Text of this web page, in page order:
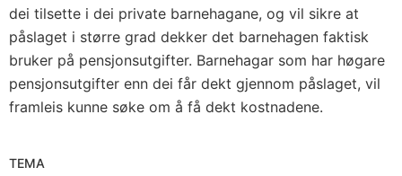
dei tilsette i dei private barnehagane, og vil sikre at
påslaget i større grad dekker det barnehagen faktisk
bruker på pensjonsutgifter. Barnehagar som har høgare
pensjonsutgifter enn dei får dekt gjennom påslaget, vil
framleis kunne søke om å få dekt kostnadene.
TEMA